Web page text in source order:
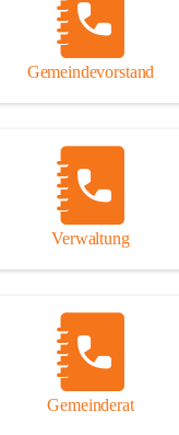
Gemeindevorstand
Verwaltung
Gemeinderat